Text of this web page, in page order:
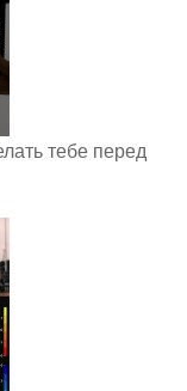
тебе перед